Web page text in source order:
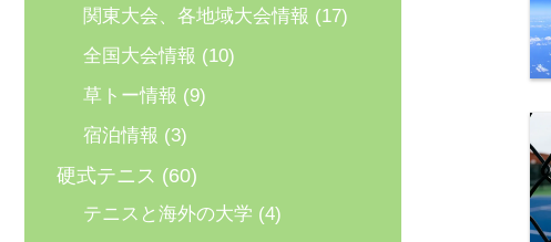
関東大会、各地域大会情報 (17)
全国大会情報 (10)
草トー情報 (9)
宿泊情報 (3)
硬式テニス (60)
テニスと海外の大学 (4)